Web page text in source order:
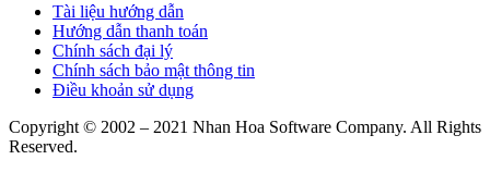
Tài liệu hướng dẫn
Hướng dẫn thanh toán
Chính sách đại lý
Chính sách bảo mật thông tin
Điều khoản sử dụng
Copyright © 2002 – 2021 Nhan Hoa Software Company. All Rights
Reserved.